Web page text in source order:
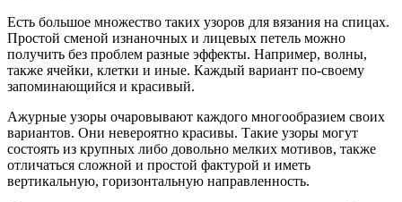
Есть большое множество таких узоров для вязания на спицах.
Простой сменой изнаночных и лицевых петель можно
получить без проблем разные эффекты. Например, волны,
также ячейки, клетки и иные. Каждый вариант по-своему
запоминающийся и красивый.
Ажурные узоры очаровывают каждого многообразием своих
вариантов. Они невероятно красивы. Такие узоры могут
состоять из крупных либо довольно мелких мотивов, также
отличаться сложной и простой фактурой и иметь
вертикальную, горизонтальную направленность.